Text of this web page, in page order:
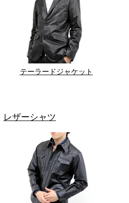
テーラードジャケット
レザーシャツ